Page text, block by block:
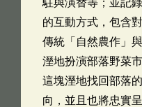
駐與演替等；並記
的互動方式，包含
傳統「自然農作」
溼地扮演部落野菜
這塊溼地找回部落
向，並且也將忠實